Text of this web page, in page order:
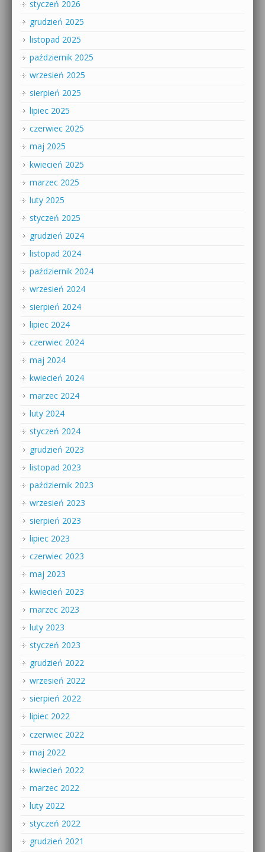
styczeń 2026
grudzień 2025
listopad 2025
październik 2025
wrzesień 2025
sierpień 2025
lipiec 2025
czerwiec 2025
maj 2025
kwiecień 2025
marzec 2025
luty 2025
styczeń 2025
grudzień 2024
listopad 2024
październik 2024
wrzesień 2024
sierpień 2024
lipiec 2024
czerwiec 2024
maj 2024
kwiecień 2024
marzec 2024
luty 2024
styczeń 2024
grudzień 2023
listopad 2023
październik 2023
wrzesień 2023
sierpień 2023
lipiec 2023
czerwiec 2023
maj 2023
kwiecień 2023
marzec 2023
luty 2023
styczeń 2023
grudzień 2022
wrzesień 2022
sierpień 2022
lipiec 2022
czerwiec 2022
maj 2022
kwiecień 2022
marzec 2022
luty 2022
styczeń 2022
grudzień 2021